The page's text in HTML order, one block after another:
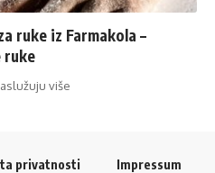
ruke iz Farmakola –
ruke
više
privatnosti Impressum